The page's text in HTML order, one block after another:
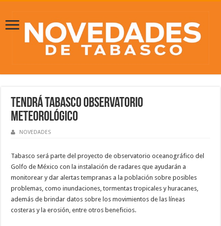
Tendrá Tabasco observatorio
meteorológico
NOVEDADES
Tabasco será parte del proyecto de observatorio oceanográfico del
Golfo de México con la instalación de radares que ayudarán a
monitorear y dar alertas tempranas a la población sobre posibles
problemas, como inundaciones, tormentas tropicales y huracanes,
además de brindar datos sobre los movimientos de las líneas
costeras y la erosión, entre otros beneficios.